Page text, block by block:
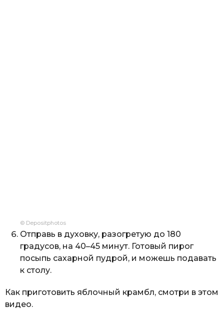
© Depositphotos
Отправь в духовку, разогретую до 180
градусов, на 40–45 минут. Готовый пирог
посыпь сахарной пудрой, и можешь подавать
к столу.
Как приготовить яблочный крамбл, смотри в этом
видео.